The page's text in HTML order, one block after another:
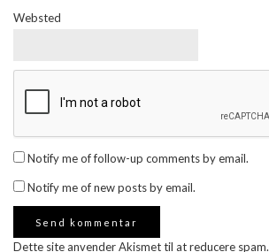
Websted
Notify me of follow-up comments by email.
Notify me of new posts by email.
Dette site anvender Akismet til at reducere spam.